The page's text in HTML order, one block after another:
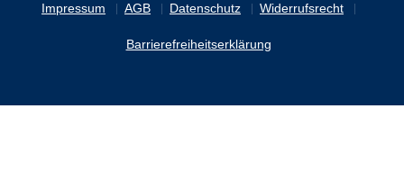
Impressum AGB Datenschutz Widerrufsrecht
Barrierefreiheitserklärung